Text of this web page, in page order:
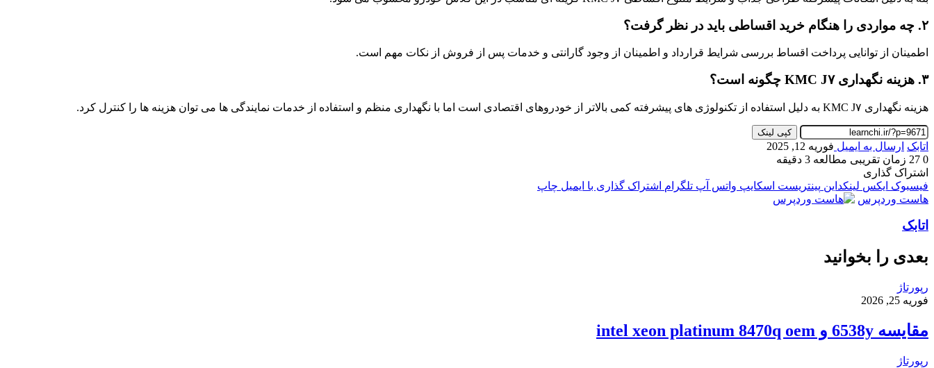
۲. چه مواردی را هنگام خرید اقساطی باید در نظر گرفت؟
اطمینان از توانایی پرداخت اقساط بررسی شرایط قرارداد و اطمینان از وجود گارانتی و خدمات پس از فروش از نکات مهم است.
۳. هزینه نگهداری KMC J۷ چگونه است؟
هزینه نگهداری KMC J۷ به دلیل استفاده از تکنولوژی های پیشرفته کمی بالاتر از خودروهای اقتصادی است اما با نگهداری منظم و استفاده از خدمات نمایندگی ها می توان هزینه ها را کنترل کرد.
کپی لینک
اتابک ارسال به ایمیل فوریه 12, 2025
0
زمان تقریبی مطالعه 3 دقیقه
اشتراک گذاری
فیسبوک ایکس لینکداین پینتریست اسکایپ واتس آپ تلگرام اشتراک گذاری با ایمیل چاپ
هاست وردپرس
اتابک
بعدی را بخوانید
رپورتاژ
فوریه 25, 2026
مقایسه 6538y و intel xeon platinum 8470q oem
رپورتاژ